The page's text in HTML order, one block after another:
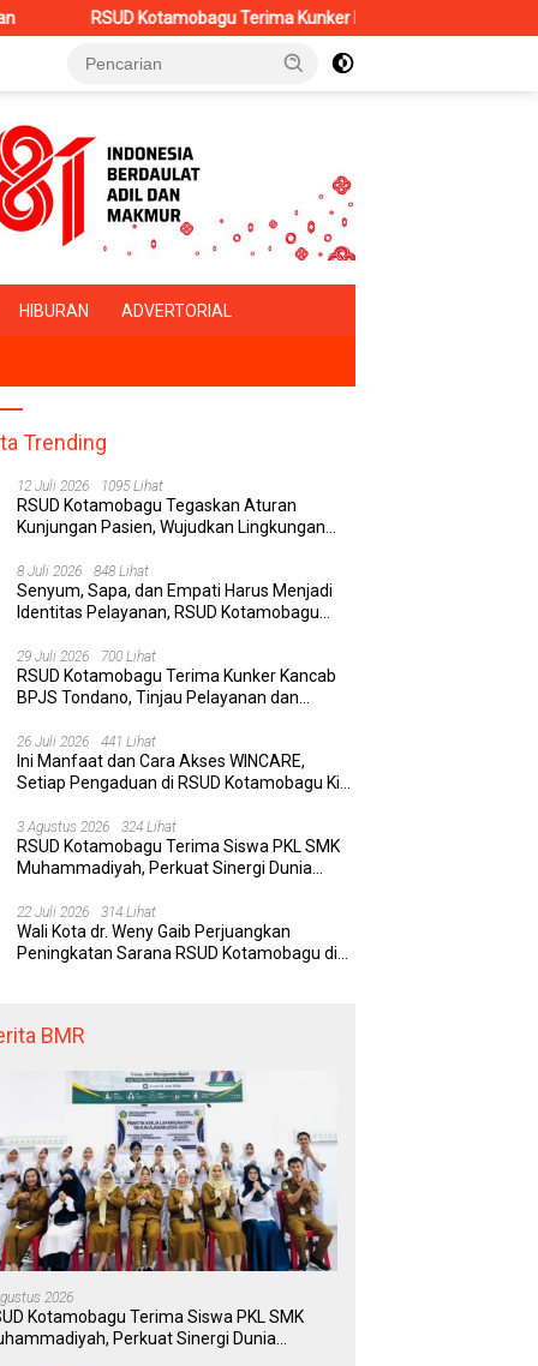
Terima Kunker Kancab BPJS Tondano, Tinjau Pelayanan dan
HIBURAN ADVERTORIAL
Trending
12 Juli 2026 1095 Lihat
RSUD Kotamobagu Tegaskan Aturan
Kunjungan Pasien, Wujudkan Lingkungan
Berkualitas
8 Juli 2026 848 Lihat
Senyum, Sapa, dan Empati Harus Menjadi
Identitas Pelayanan, RSUD Kotamobagu
29 Juli 2026 700 Lihat
RSUD Kotamobagu Terima Kunker Kancab
BPJS Tondano, Tinjau Pelayanan dan
26 Juli 2026 441 Lihat
Ini Manfaat dan Cara Akses WINCARE,
Setiap Pengaduan di RSUD Kotamobagu Kini
3 Agustus 2026 324 Lihat
RSUD Kotamobagu Terima Siswa PKL SMK
Muhammadiyah, Perkuat Sinergi Dunia
22 Juli 2026 314 Lihat
Wali Kota dr. Weny Gaib Perjuangkan
Peningkatan Sarana RSUD Kotamobagu di
BMR
2026
Kotamobagu Terima Siswa PKL SMK
Perkuat Sinergi Dunia